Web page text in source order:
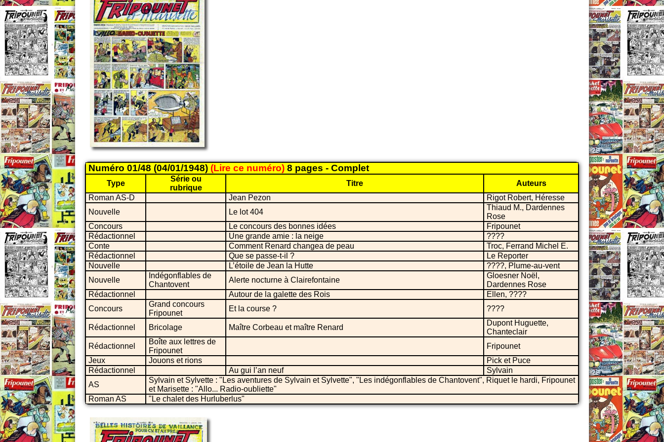
Numéro 01/48 (04/01/1948) (Lire ce numéro) 8 pages - Complet
Type
Série ou
rubrique
Titre
Auteurs
Roman AS-D
Jean Pezon
Rigot Robert, Héresse
Nouvelle
Le lot 404
Thiaud M., Dardennes
Rose
Concours
Le concours des bonnes idées
Fripounet
Rédactionnel
Une grande amie : la neige
????
Conte
Comment Renard changea de peau
Troc, Ferrand Michel E.
Rédactionnel
Que se passe-t-il ?
Le Reporter
Nouvelle
L’étoile de Jean la Hutte
????, Plume-au-vent
Nouvelle
Indégonflables de
Chantovent
Alerte nocturne à Clairefontaine
Gloesner Noël,
Dardennes Rose
Rédactionnel
Autour de la galette des Rois
Ellen, ????
Concours
Grand concours
Fripounet
Et la course ? ????
Rédactionnel Bricolage Maître Corbeau et maître Renard
Dupont Huguette,
Chanteclair
Rédactionnel
Boîte aux lettres de
Fripounet
Fripounet
Jeux
Jouons et rions
Pick et Puce
Rédactionnel
Au gui l’an neuf
Sylvain
AS
Sylvain et Sylvette : "Les aventures de Sylvain et Sylvette", "Les indégonflables de Chantovent", Riquet le hardi, Fripounet
et Marisette : "Allo... Radio-oubliette"
Roman AS
"Le chalet des Hurluberlus"